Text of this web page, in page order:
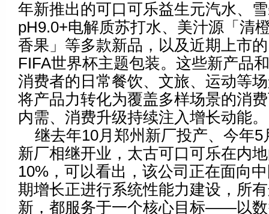
年新推出的可口可乐益生元汽水、
pH9.0+电解质苏打水、美汁源「清
香果」等多款新品，以及近期上市
FIFA世界杯主题包装。这些新产品
消费者的日常餐饮、文旅、运动等
将产品力转化为覆盖多样场景的消
内需、消费升级持续注入增长动能。
继去年10月郑州新厂投产、今年5
新厂相继开业，太古可口可乐在内
10%，可以看出，该公司正在面向
期增长正进行系统性能力建设，所
新，都服务于一个核心目标——以